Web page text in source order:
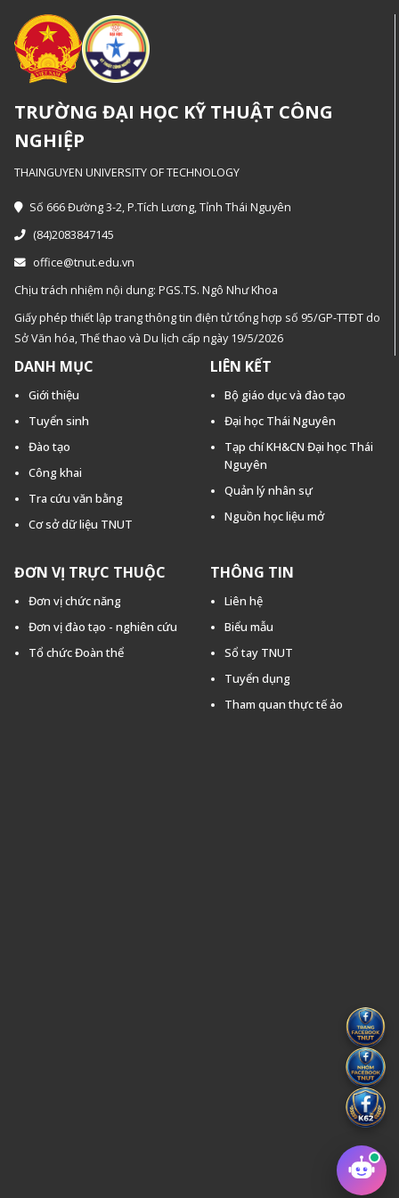
TRƯỜNG ĐẠI HỌC KỸ THUẬT CÔNG
NGHIỆP
THAINGUYEN UNIVERSITY OF TECHNOLOGY
Số 666 Đường 3-2, P.Tích Lương, Tỉnh Thái Nguyên
(84)2083847145
office@tnut.edu.vn
Chịu trách nhiệm nội dung: PGS.TS. Ngô Như Khoa
Giấy phép thiết lập trang thông tin điện tử tổng hợp số 95/GP-TTĐT do
Sở Văn hóa, Thế thao và Du lịch cấp ngày 19/5/2026
DANH MỤC
Giới thiệu
Tuyển sinh
Đào tạo
Công khai
Tra cứu văn bằng
Cơ sở dữ liệu TNUT
LIÊN KẾT
Bộ giáo dục và đào tạo
Đại học Thái Nguyên
Tạp chí KH&CN Đại học Thái
Nguyên
Quản lý nhân sự
Nguồn học liệu mở
ĐƠN VỊ TRỰC THUỘC
Đơn vị chức năng
Đơn vị đào tạo - nghiên cứu
Tổ chức Đoàn thể
THÔNG TIN
Liên hệ
Biểu mẫu
Sổ tay TNUT
Tuyển dụng
Tham quan thực tế ảo